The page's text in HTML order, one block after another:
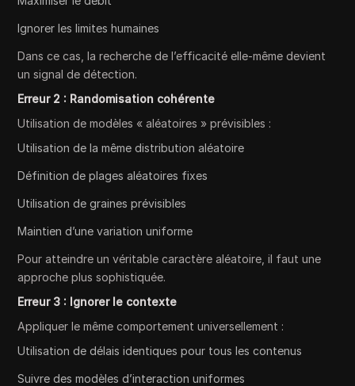
Ignorer les limites humaines
Dans ce cas, la recherche de l’efficacité elle-même devient
un signal de détection.
Erreur 2 : Randomisation cohérente
Utilisation de modèles « aléatoires » prévisibles :
Utilisation de la même distribution aléatoire
Définition de plages aléatoires fixes
Utilisation de graines prévisibles
Maintien d’une variation uniforme
Pour atteindre un véritable caractère aléatoire, il faut une
approche plus sophistiquée.
Erreur 3 : Ignorer le contexte
Appliquer le même comportement universellement :
Utilisation de délais identiques pour tous les contenus
Suivre des modèles d’interaction uniformes